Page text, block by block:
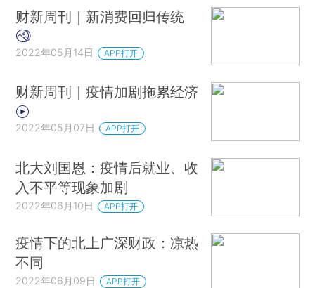
财新周刊｜新消费回归传统
2022年05月14日 APP打开
财新周刊｜疫情加剧拖累经济
2022年05月07日 APP打开
北大刘国恩：疫情后就业、收
入不平等现象加剧
2022年06月10日 APP打开
疫情下的北上广深财政：凉热
不同
2022年06月09日 APP打开